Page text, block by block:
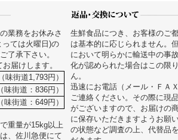
業務をお休みさ
ては火曜日)の
了承下さい。
届けします。
味街道1,793円）
味街道：836円）
味街道：649円）
重量が15kg以上
、佐川急便にて
生鮮食品につき、お客様のご
は基本的に応じられません。
において明らかに輸送中の事
化が認められた場合はこの限
ん。
迅速にお電話（メール・ＦＡ
ご連絡ください。その際に現
がございますので、お届けの
に保存いただきますようお願
の状態など調査の上、代替品